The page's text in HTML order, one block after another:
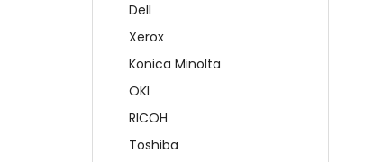
Dell
Xerox
Konica Minolta
OKI
RICOH
Toshiba